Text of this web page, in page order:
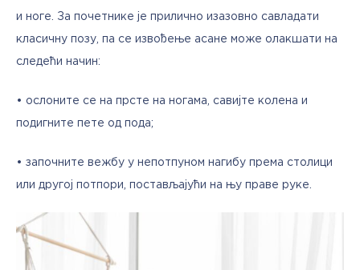
и ноге. За почетнике је прилично изазовно савладати
класичну позу, па се извођење асане може олакшати на
следећи начин:
• ослоните се на прсте на ногама, савијте колена и
подигните пете од пода;
• започните вежбу у непотпуном нагибу према столици
или другој потпори, постављајући на њу праве руке.